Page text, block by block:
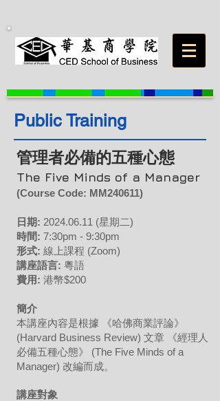
Public Training
管理者必備的五種心態
The Five Minds of a Manager
(Course Code: MM240611)
日期: 2024.06.11 (星期二)
時間: 7:30pm - 9:30pm
形式: 線上課程 (Zoom)
講座語言: 粵語
費用: 港幣$200
簡介
本講座內容是根據 《哈佛商業評論》
(Harvard Business Review) 文章 《經理人
必備五種心態》 (The Five Minds of a
Manager) 改編而成。
講座對象